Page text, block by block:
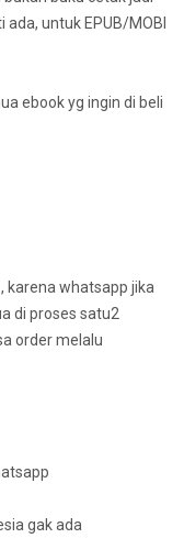
untuk EPUB/MOBI
ebook yg ingin di beli
karena whatsapp jika
di proses satu2
order melalu
gak ada